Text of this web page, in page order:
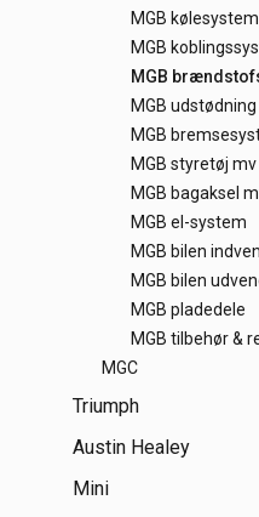
MGB kølesystem
MGB
MGB
MGB udstødning
MGB
MGB styretøj mv
MGB bagaksel
MGB el-system
MGB bilen
MGB bilen
MGB pladedele
MGB tilbehør &
MGC
Triumph
Austin Healey
Mini